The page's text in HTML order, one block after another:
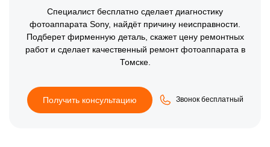
Специалист бесплатно сделает диагностику
фотоаппарата Sony, найдёт причину неисправности.
Подберет фирменную деталь, скажет цену ремонтных
работ и сделает качественный ремонт фотоаппарата в
Томске.
Получить консультацию Звонок бесплатный